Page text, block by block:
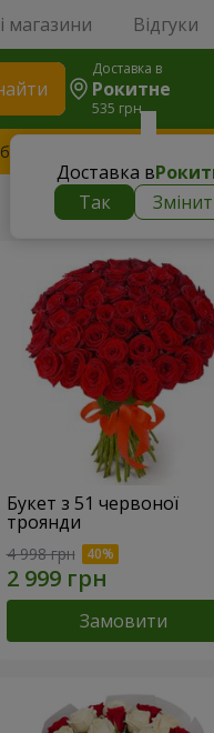
магазини Відгуки
Доставка в
Рокитне
535 грн
Доставка в
Так
замінимо букет
Букет з 51 червоної
троянди
4 998 грн
Замовити